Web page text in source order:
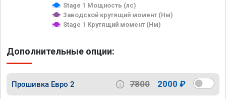
Stage 1 Мощность (лс)
Заводской крутящий момент (Нм)
Stage 1 Крутящий момент (Нм)
Дополнительные опции:
Прошивка Евро 2 7800 2000 ₽